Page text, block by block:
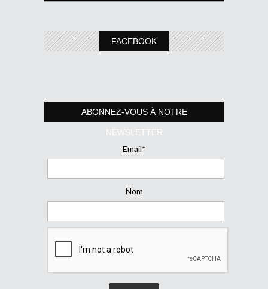
FACEBOOK
ABONNEZ-VOUS À NOTRE
NEWSLETTER
Email*
Nom